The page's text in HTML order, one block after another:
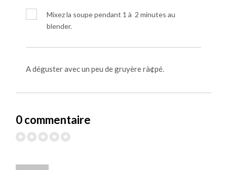
Mixez la soupe pendant 1 à 2 minutes au
blender.
A déguster avec un peu de gruyère rà¢pé.
0 commentaire